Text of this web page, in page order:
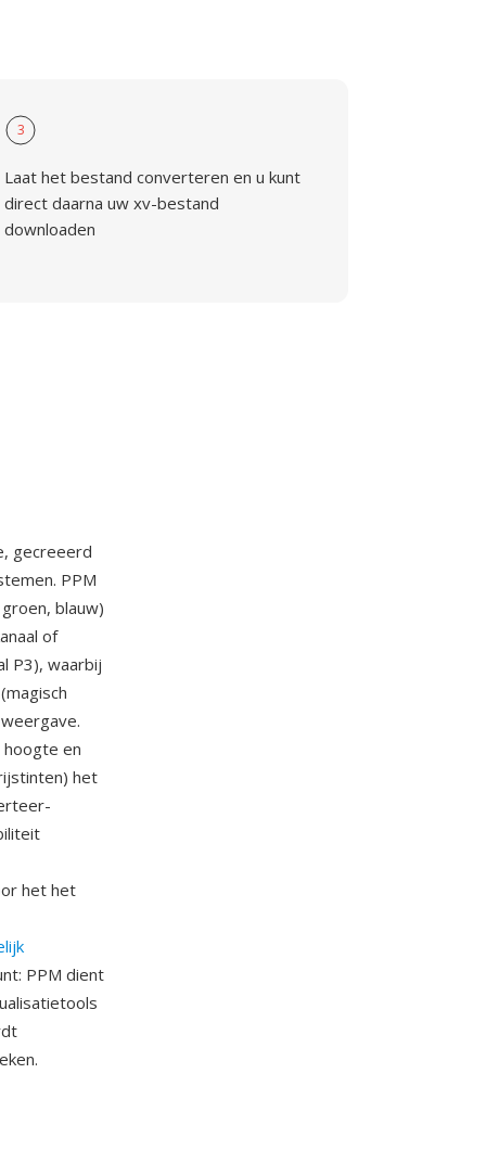
3
Laat het bestand converteren en u kunt
direct daarna uw xv-bestand
downloaden
gecreeerd
PPM
blauw)
of
P3), waarbij
en
het
het het
PPM dient